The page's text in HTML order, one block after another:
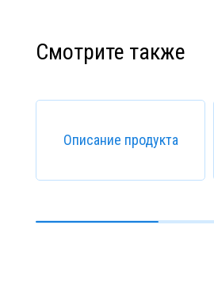
Смотрите также
Описание продукта